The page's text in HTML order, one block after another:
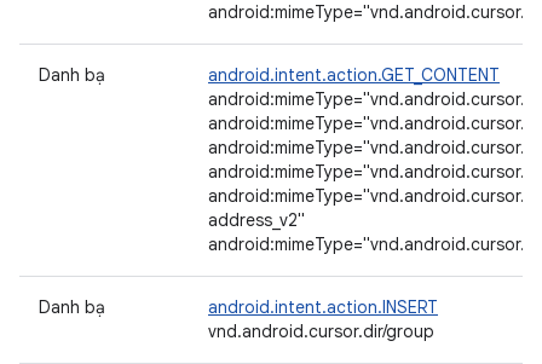
Danh bạ
android.intent.action.GET_CONTENT
address_v2"
Danh bạ
android.intent.action.INSERT
vnd.android.cursor.dir/group